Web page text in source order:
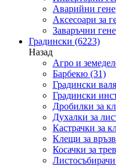
Аварийни
Аксесоари за
Заваръчни
Градински (6223)
Назад
Агро и
Барбекю (31)
Градински
Градински
Дробилки за
Духалки за
Кастрачки за
Клещи за
Косачки за
Листосъбирачи